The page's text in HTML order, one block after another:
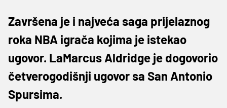
Završena je i najveća saga prijelaznog
roka NBA igrača kojima je istekao
ugovor. LaMarcus Aldridge je dogovorio
četverogodišnji ugovor sa San Antonio
Spursima.